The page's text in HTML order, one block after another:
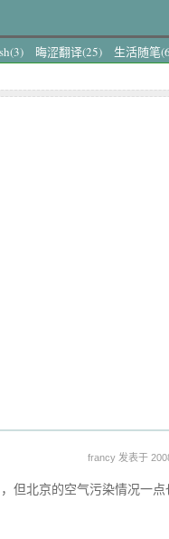
晦涩翻译(25) 生活随笔
francy 发表于
但北京的空气污染情况一